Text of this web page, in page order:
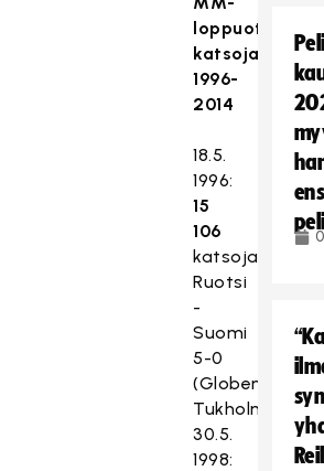
loppuottelujen
katsojamäärät
1996-
2014
18.5.
1996:
15
106
katsojaa
Ruotsi
-
Suomi
5-0
(Globen,
Tukholma)
30.5.
1998: